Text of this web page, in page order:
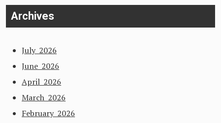
Archives
July 2026
June 2026
April 2026
March 2026
February 2026